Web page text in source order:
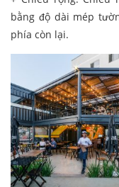
bằng độ dài mép
phía còn lại.